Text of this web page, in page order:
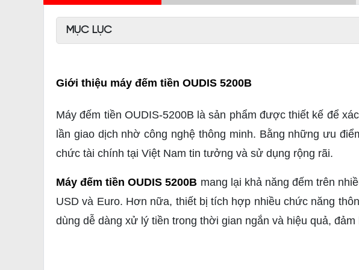
MỤC LỤC
Giới thiệu máy đếm tiền OUDIS 5200B
Máy đếm tiền OUDIS-5200B là sản phẩm được thiết kế để
lần giao dịch nhờ công nghệ thông minh. Bằng những ưu
chức tài chính tại Việt Nam tin tưởng và sử dụng rộng rãi.
Máy đếm tiền OUDIS 5200B mang lại khả năng đếm trên
USD và Euro. Hơn nữa, thiết bị tích hợp nhiều chức năng
dùng dễ dàng xử lý tiền trong thời gian ngắn và hiệu quả,